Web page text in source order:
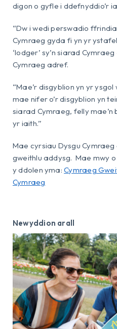
digon o gyfle i ddefnyddio’r
“Dw i wedi perswadio
Cymraeg gyda fi yn yr
‘lodger’ sy’n siarad
Cymraeg adref.
“Mae’r disgyblion yn yr
mae nifer o’r disgyblion yn
siarad Cymraeg, felly mae’n
yr iaith.”
Mae cyrsiau Dysgu Cymraeg
gweithlu addysg. Mae mwy
y ddolen yma:Cymraeg
Cymraeg
Newyddion arall